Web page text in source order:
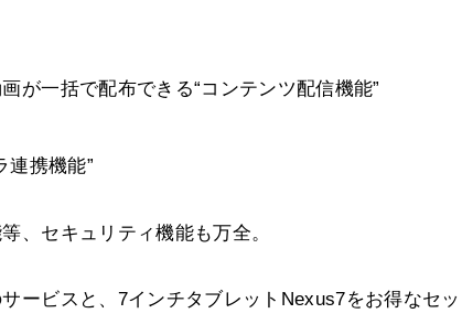
が一括で配布できる“コンテンツ配信機能”
連携機能”
、セキュリティ機能も万全。
ービスと、7インチタブレットNexus7をお得なセッ